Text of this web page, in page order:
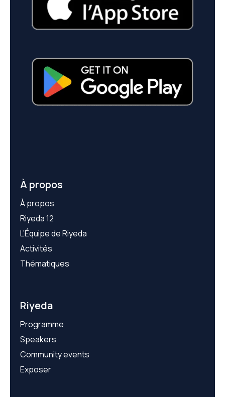
À propos
À propos
Riyeda 12
L’Équipe de Riyeda
Activités
Thématiques
Riyeda
Programme
Speakers
Community events
Exposer